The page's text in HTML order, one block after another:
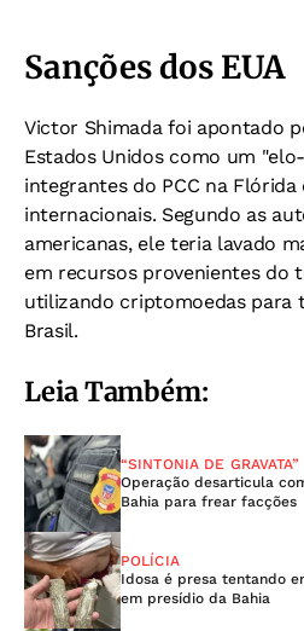
Sanções dos EUA
Victor Shimada foi apontado
Estados Unidos como um
integrantes do PCC na
internacionais. Segundo as
americanas, ele teria lavado
em recursos provenientes do
utilizando criptomoedas para
Brasil.
Leia Também:
“SINTONIA DE GRAVATA”
Operação desarticula
Bahia para frear facções
POLÍCIA
Idosa é presa tentando
em presídio da Bahia